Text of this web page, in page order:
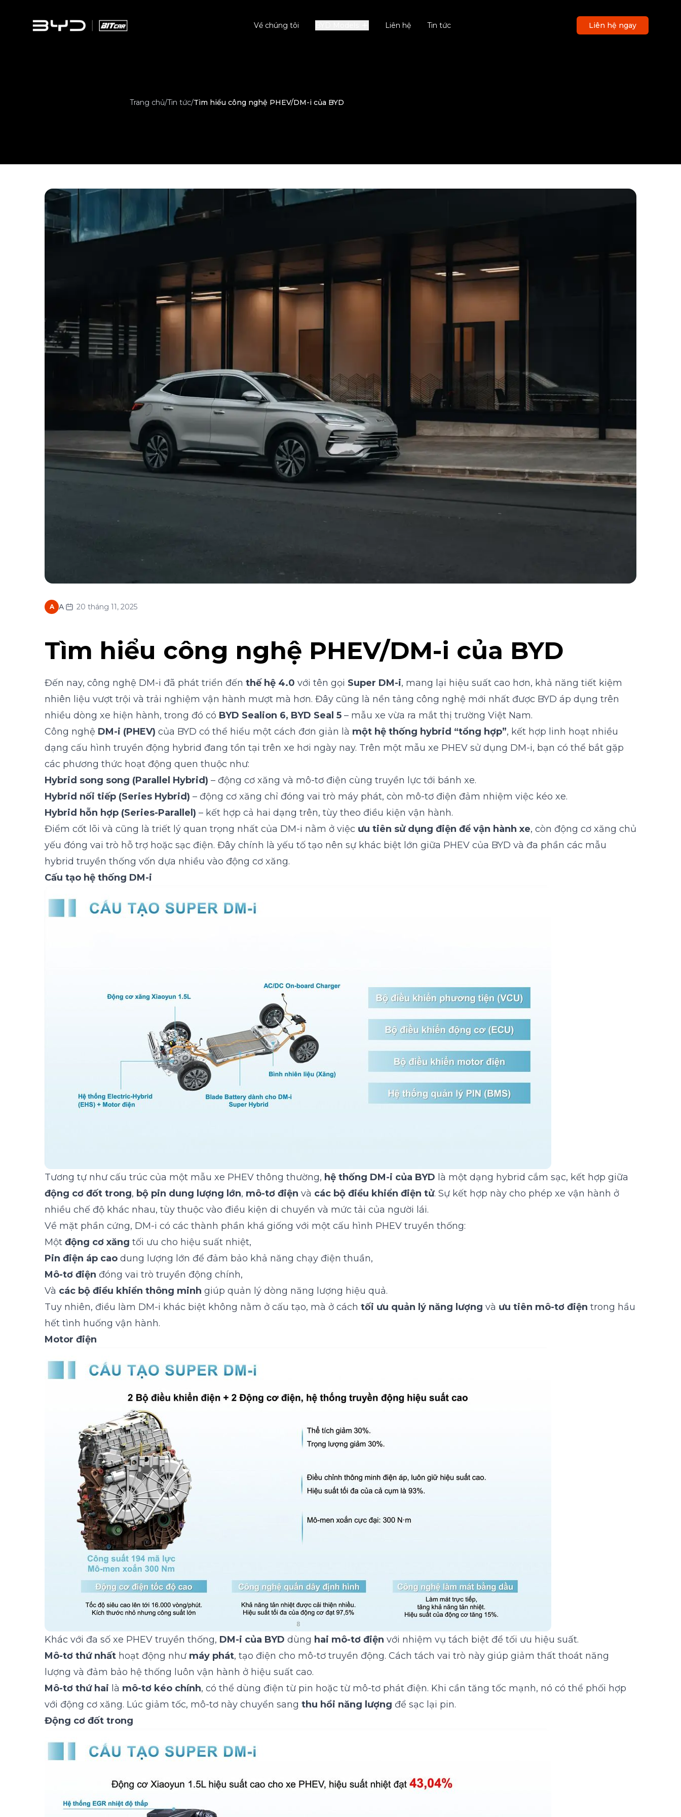
Về chúng tôi Liên hệ Tin tức Liên hệ ngay
Trang chủ/Tin tức/Tìm hiểu công nghệ PHEV/DM-i của BYD
A A· 20 tháng 11, 2025
Tìm hiểu công nghệ PHEV/DM-i của BYD
Đến nay, công nghệ DM-i đã phát triển đến thế hệ 4.0 với tên gọi Super DM-i, mang lại hiệu suất cao hơn, khả năng tiết kiệm
nhiên liệu vượt trội và trải nghiệm vận hành mượt mà hơn. Đây cũng là nền tảng công nghệ mới nhất được BYD áp dụng trên
nhiều dòng xe hiện hành, trong đó có BYD Sealion 6, BYD Seal 5 – mẫu xe vừa ra mắt thị trường Việt Nam.
Công nghệ DM-i (PHEV) của BYD có thể hiểu một cách đơn giản là một hệ thống hybrid “tổng hợp”, kết hợp linh hoạt nhiều
dạng cấu hình truyền động hybrid đang tồn tại trên xe hơi ngày nay. Trên một mẫu xe PHEV sử dụng DM-i, bạn có thể bắt gặp
các phương thức hoạt động quen thuộc như:
Hybrid song song (Parallel Hybrid) – động cơ xăng và mô-tơ điện cùng truyền lực tới bánh xe.
Hybrid nối tiếp (Series Hybrid) – động cơ xăng chỉ đóng vai trò máy phát, còn mô-tơ điện đảm nhiệm việc kéo xe.
Hybrid hỗn hợp (Series-Parallel) – kết hợp cả hai dạng trên, tùy theo điều kiện vận hành.
Điểm cốt lõi và cũng là triết lý quan trọng nhất của DM-i nằm ở việc ưu tiên sử dụng điện để vận hành xe, còn động cơ xăng chủ
yếu đóng vai trò hỗ trợ hoặc sạc điện. Đây chính là yếu tố tạo nên sự khác biệt lớn giữa PHEV của BYD và đa phần các mẫu
hybrid truyền thống vốn dựa nhiều vào động cơ xăng.
Cấu tạo hệ thống DM-i
Tương tự như cấu trúc của một mẫu xe PHEV thông thường, hệ thống DM-i của BYD là một dạng hybrid cắm sạc, kết hợp giữa
động cơ đốt trong, bộ pin dung lượng lớn, mô-tơ điện và các bộ điều khiển điện tử. Sự kết hợp này cho phép xe vận hành ở
nhiều chế độ khác nhau, tùy thuộc vào điều kiện di chuyển và mức tải của người lái.
Về mặt phần cứng, DM-i có các thành phần khá giống với một cấu hình PHEV truyền thống:
Một động cơ xăng tối ưu cho hiệu suất nhiệt,
Pin điện áp cao dung lượng lớn để đảm bảo khả năng chạy điện thuần,
Mô-tơ điện đóng vai trò truyền động chính,
Và các bộ điều khiển thông minh giúp quản lý dòng năng lượng hiệu quả.
Tuy nhiên, điều làm DM-i khác biệt không nằm ở cấu tạo, mà ở cách tối ưu quản lý năng lượng và ưu tiên mô-tơ điện trong hầu
hết tình huống vận hành.
Motor điện
Khác với đa số xe PHEV truyền thống, DM-i của BYD dùng hai mô-tơ điện với nhiệm vụ tách biệt để tối ưu hiệu suất.
Mô-tơ thứ nhất hoạt động như máy phát, tạo điện cho mô-tơ truyền động. Cách tách vai trò này giúp giảm thất thoát năng
lượng và đảm bảo hệ thống luôn vận hành ở hiệu suất cao.
Mô-tơ thứ hai là mô-tơ kéo chính, có thể dùng điện từ pin hoặc từ mô-tơ phát điện. Khi cần tăng tốc mạnh, nó có thể phối hợp
với động cơ xăng. Lúc giảm tốc, mô-tơ này chuyển sang thu hồi năng lượng để sạc lại pin.
Động cơ đốt trong